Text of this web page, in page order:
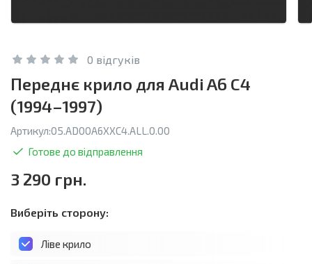
0 відгуків
Переднє крило для Audi A6 C4
(1994–1997)
Артикул:05.AD00A6XXC4.ALL.0.00
Готове до відправлення
3 290 грн.
Виберіть сторону:
Ліве крило